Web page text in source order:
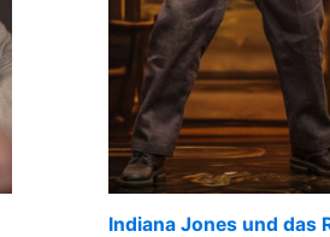
Indiana Jones und das